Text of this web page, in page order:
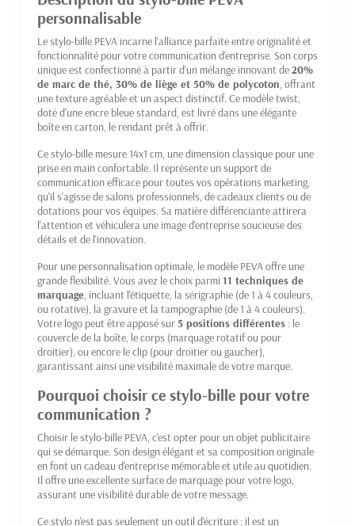
personnalisable
Le stylo-bille PEVA incarne l'alliance parfaite entre originalité et
fonctionnalité pour votre communication d'entreprise. Son corps
unique est confectionné à partir d'un mélange innovant de20%
de marc de thé, 30% de liège et 50% de polycoton , offrant
une texture agréable et un aspect distinctif. Ce modèle twist,
doté d'une encre bleue standard, est livré dans une élégante
boîte en carton, le rendant prêt à offrir.
Ce stylo-bille mesure 14x1 cm, une dimension classique pour une
prise en main confortable. Il représente un support de
communication efficace pour toutes vos opérations marketing,
qu'il s'agisse de salons professionnels, de cadeaux clients ou de
dotations pour vos équipes. Sa matière différenciante attirera
l'attention et véhiculera une image d'entreprise soucieuse des
détails et de l'innovation.
Pour une personnalisation optimale, le modèle PEVA offre une
grande flexibilité. Vous avez le choix parmi 11 techniques de
marquage , incluant l'étiquette, la sérigraphie (de 1 à 4 couleurs,
ou rotative), la gravure et la tampographie (de 1 à 4 couleurs).
Votre logo peut être apposé sur5 positions différentes : le
couvercle de la boîte, le corps (marquage rotatif ou pour
droitier), ou encore le clip (pour droitier ou gaucher),
garantissant ainsi une visibilité maximale de votre marque.
Pourquoi choisir ce stylo-bille pour votre
communication ?
Choisir le stylo-bille PEVA, c'est opter pour un objet publicitaire
qui se démarque. Son design élégant et sa composition originale
en font un cadeau d'entreprise mémorable et utile au quotidien.
Il offre une excellente surface de marquage pour votre logo,
assurant une visibilité durable de votre message.
Ce stylo n'est pas seulement un outil d'écriture ; il est un